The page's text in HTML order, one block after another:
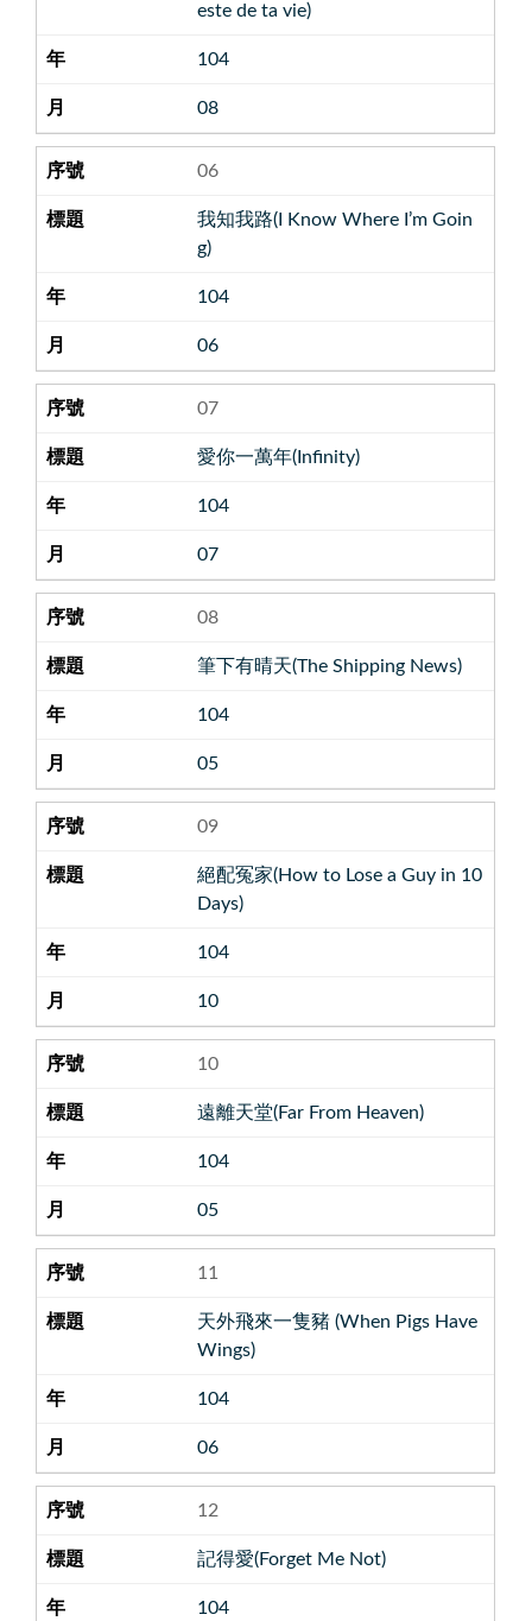
este de ta vie)
104
08
06
我知我路(I Know Where I’m Goin
g)
104
06
07
愛你一萬年(Infinity)
104
07
08
筆下有晴天(The Shipping News)
104
05
09
絕配冤家(How to Lose a Guy in 10
Days)
104
10
10
遠離天堂(Far From Heaven)
104
05
11
天外飛來一隻豬 (When Pigs Have
Wings)
104
06
12
記得愛(Forget Me Not)
104